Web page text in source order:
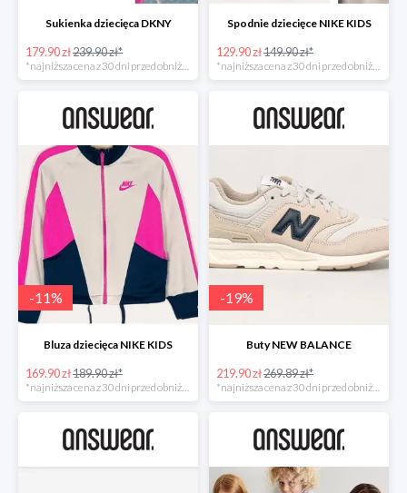
Sukienka dziecięca DKNY
179.90 zł239.90 zł*
Spodnie dziecięce NIKE KIDS
129.90 zł149.90 zł*
-11%
Bluza dziecięca NIKE KIDS
169.90 zł189.90 zł*
*najniższa cena z 30 dni przed obniżką
-19%
Buty NEW BALANCE
219.90 zł269.89 zł*
*najniższa cena z 30 dni przed obniżką